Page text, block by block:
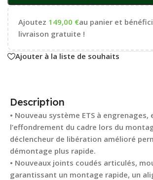
Ajoutez 149,00 €au panier et
livraison gratuite !
Ajouter à la liste de souhaits
Description
• Nouveau système ETS à engrenages,
l’effondrement du cadre lors du
déclencheur de libération amélioré
démontage plus rapide.
• Nouveaux joints coudés articulés,
garantissant un montage rapide, un